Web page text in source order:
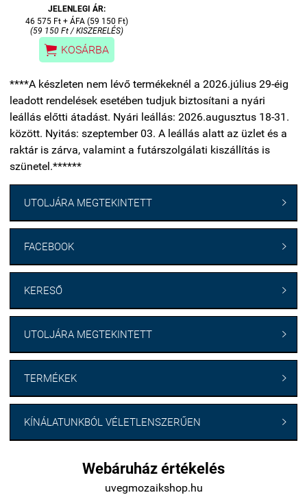
JELENLEGI ÁR:
46 575 Ft + ÁFA (59 150 Ft)
(59 150 Ft / KISZERELÉS)
 KOSÁRBA
****A készleten nem lévő termékeknél a 2026.július 29-éig
leadott rendelések esetében tudjuk biztosítani a nyári
leállás előtti átadást. Nyári leállás: 2026.augusztus 18-31.
között. Nyitás: szeptember 03. A leállás alatt az üzlet és a
raktár is zárva, valamint a futárszolgálati kiszállítás is
szünetel.******
UTOLJÁRA MEGTEKINTETT 
FACEBOOK 
KERESŐ 
UTOLJÁRA MEGTEKINTETT 
TERMÉKEK 
KÍNÁLATUNKBÓL VÉLETLENSZERŰEN 
Webáruház értékelés
uvegmozaikshop.hu